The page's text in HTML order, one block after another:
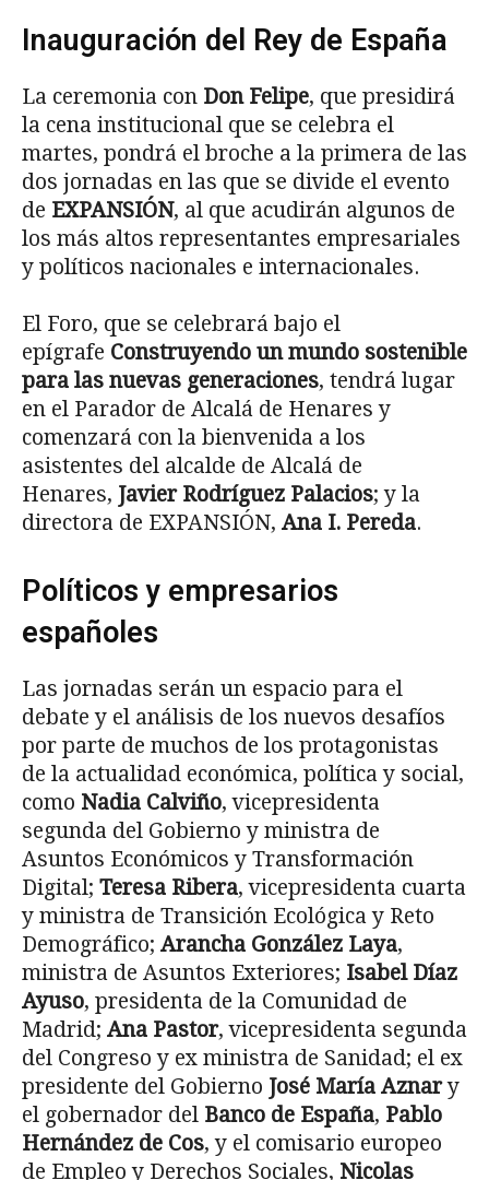
Inauguración del Rey de España
La ceremonia con Don Felipe, que presidirá
la cena institucional que se celebra el
martes, pondrá el broche a la primera de las
dos jornadas en las que se divide el evento
de EXPANSIÓN, al que acudirán algunos de
los más altos representantes empresariales
y políticos nacionales e internacionales.
El Foro, que se celebrará bajo el
epígrafe Construyendo un mundo sostenible
para las nuevas generaciones, tendrá lugar
en el Parador de Alcalá de Henares y
comenzará con la bienvenida a los
asistentes del alcalde de Alcalá de
Henares, Javier Rodríguez Palacios; y la
directora de EXPANSIÓN, Ana I. Pereda.
Políticos y empresarios
españoles
Las jornadas serán un espacio para el
debate y el análisis de los nuevos desafíos
por parte de muchos de los protagonistas
de la actualidad económica, política y social,
como Nadia Calviño, vicepresidenta
segunda del Gobierno y ministra de
Asuntos Económicos y Transformación
Digital; Teresa Ribera, vicepresidenta cuarta
y ministra de Transición Ecológica y Reto
Demográfico; Arancha González Laya,
ministra de Asuntos Exteriores; Isabel Díaz
Ayuso, presidenta de la Comunidad de
Madrid; Ana Pastor, vicepresidenta segunda
del Congreso y ex ministra de Sanidad; el ex
presidente del Gobierno José María Aznary
el gobernador del Banco de España, Pablo
Hernández de Cos, y el comisario europeo
de Empleo y Derechos Sociales, Nicolas